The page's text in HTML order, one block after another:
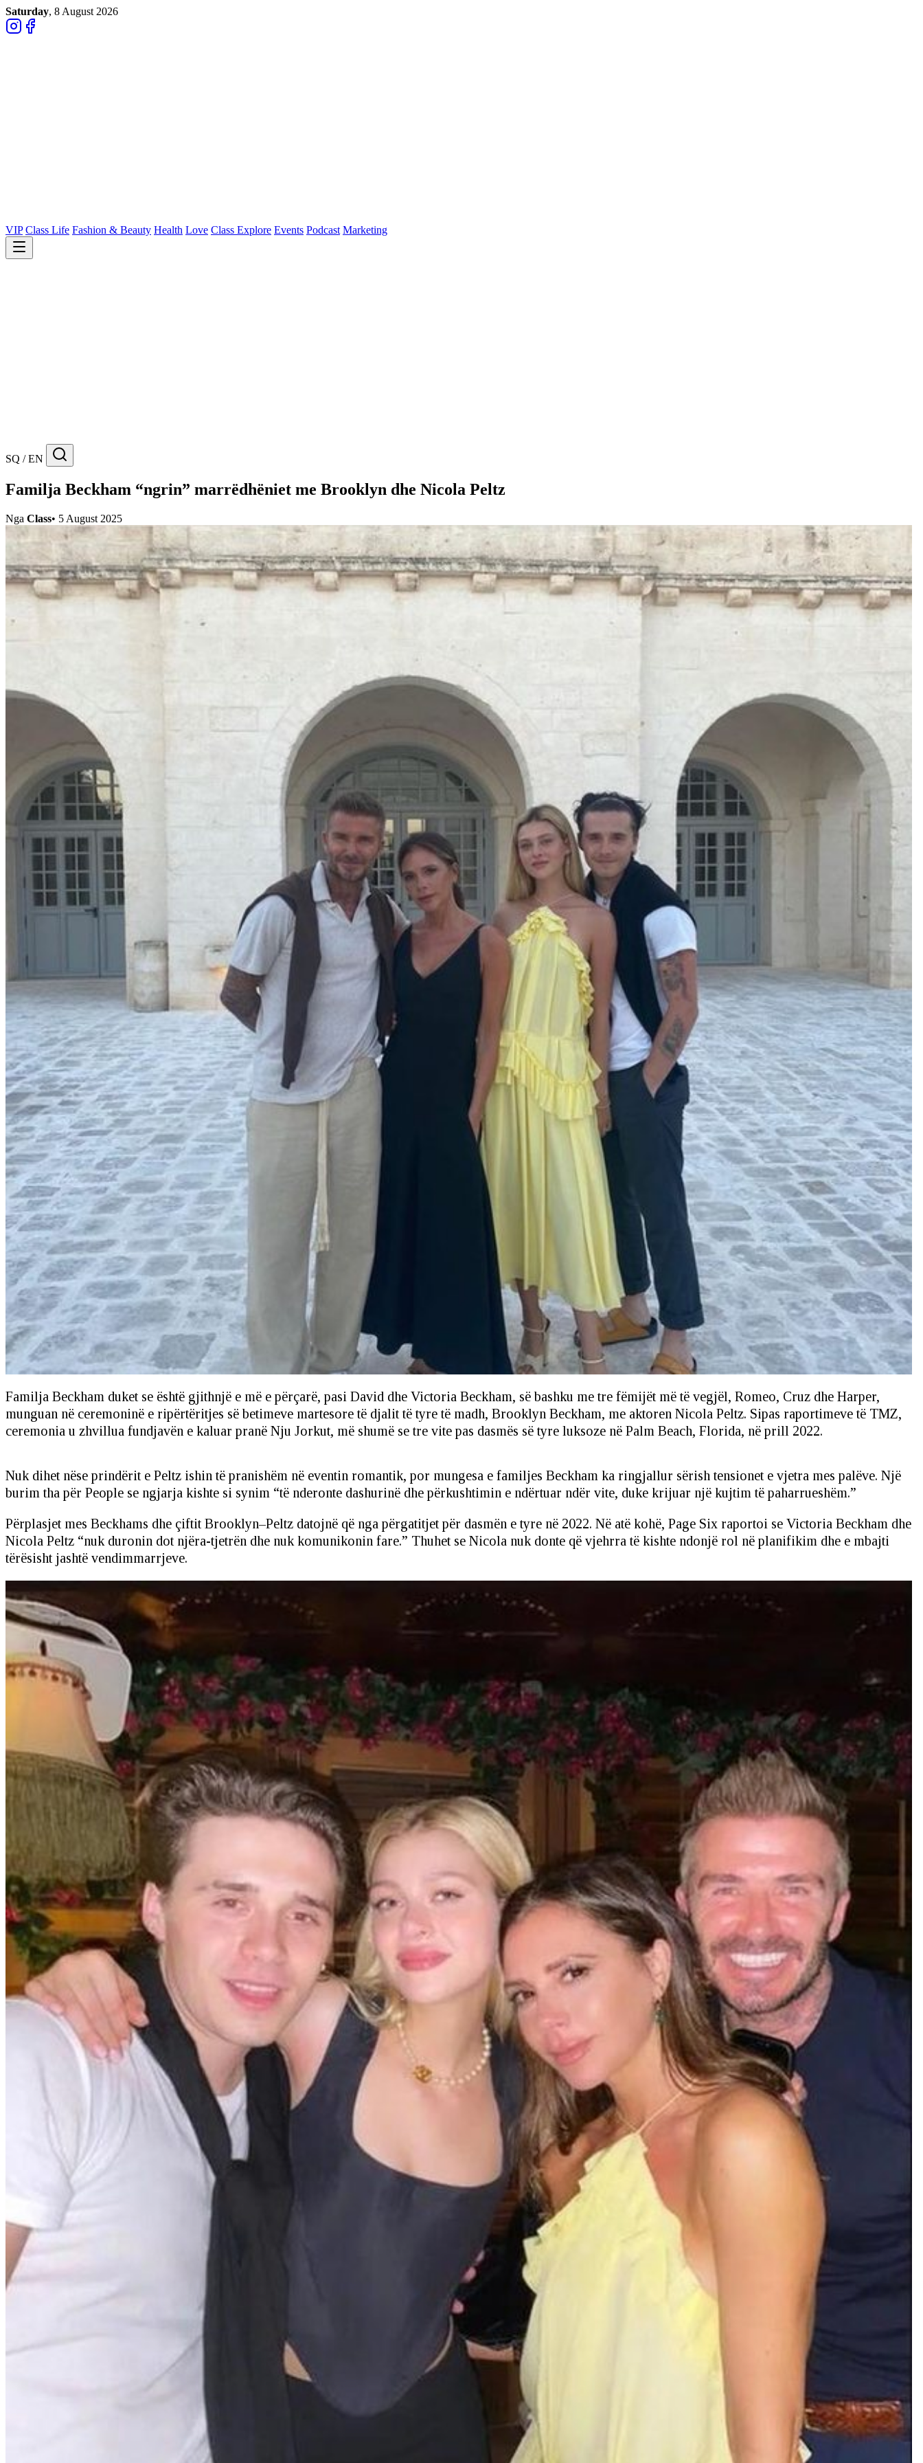
Saturday, 8 August 2026
VIP Class Life Fashion & Beauty Health Love Class Explore Events Podcast Marketing
SQ / EN
Familja Beckham “ngrin” marrëdhëniet me Brooklyn dhe Nicola Peltz
Nga Class• 5 August 2025
Familja Beckham duket se është gjithnjë e më e përçarë, pasi David dhe Victoria Beckham, së bashku me tre fëmijët më të vegjël, Romeo, Cruz dhe Harper,
munguan në ceremoninë e ripërtëritjes së betimeve martesore të djalit të tyre të madh, Brooklyn Beckham, me aktoren Nicola Peltz. Sipas raportimeve të TMZ,
ceremonia u zhvillua fundjavën e kaluar pranë Nju Jorkut, më shumë se tre vite pas dasmës së tyre luksoze në Palm Beach, Florida, në prill 2022.
Nuk dihet nëse prindërit e Peltz ishin të pranishëm në eventin romantik, por mungesa e familjes Beckham ka ringjallur sërish tensionet e vjetra mes palëve. Një
burim tha për People se ngjarja kishte si synim “të nderonte dashurinë dhe përkushtimin e ndërtuar ndër vite, duke krijuar një kujtim të paharrueshëm.”
Përplasjet mes Beckhams dhe çiftit Brooklyn–Peltz datojnë që nga përgatitjet për dasmën e tyre në 2022. Në atë kohë, Page Six raportoi se Victoria Beckham dhe
Nicola Peltz “nuk duronin dot njëra-tjetrën dhe nuk komunikonin fare.” Thuhet se Nicola nuk donte që vjehrra të kishte ndonjë rol në planifikim dhe e mbajti
tërësisht jashtë vendimmarrjeve.